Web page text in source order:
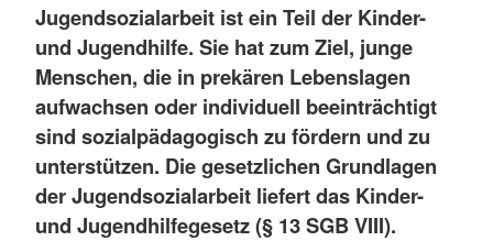
Jugendsozialarbeit ist ein Teil der Kinder-
und Jugendhilfe. Sie hat zum Ziel, junge
Menschen, die in prekären Lebenslagen
aufwachsen oder individuell beeinträchtigt
sind sozialpädagogisch zu fördern und zu
unterstützen. Die gesetzlichen Grundlagen
der Jugendsozialarbeit liefert das Kinder-
und Jugendhilfegesetz (§ 13 SGB VIII).